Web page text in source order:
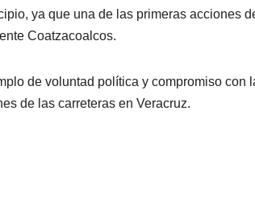
ya que una de las primeras acciones
Coatzacoalcos.
de voluntad política y compromiso con
de las carreteras en Veracruz.